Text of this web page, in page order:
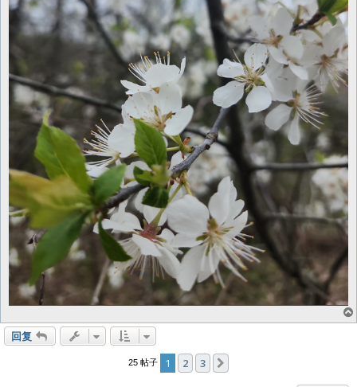
回复
25 帖子 1 2 3